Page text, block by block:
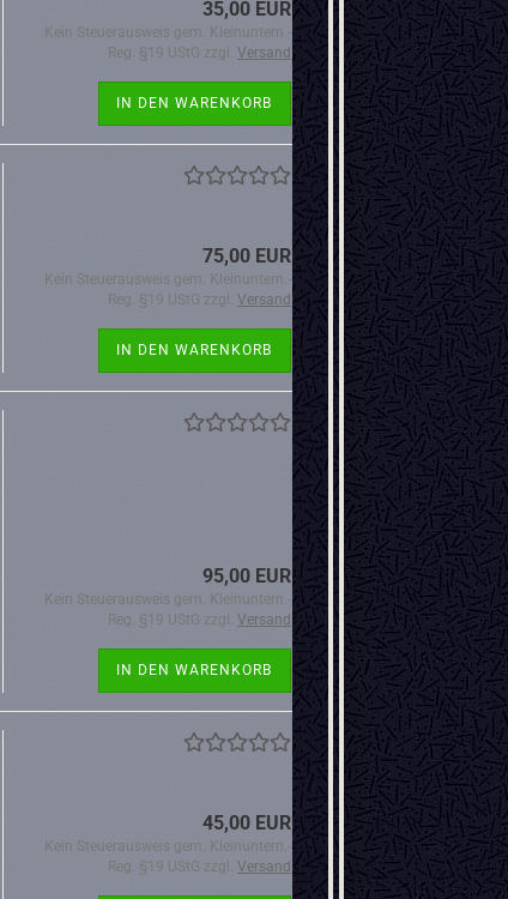
35,00 EUR
Kein Steuerausweis gem. Kleinuntern.-
Reg. §19 UStG zzgl. Versand
IN DEN WARENKORB
75,00 EUR
Kein Steuerausweis gem. Kleinuntern.-
Reg. §19 UStG zzgl. Versand
IN DEN WARENKORB
95,00 EUR
Kein Steuerausweis gem. Kleinuntern.-
Reg. §19 UStG zzgl. Versand
IN DEN WARENKORB
45,00 EUR
Kein Steuerausweis gem. Kleinuntern.-
Reg. §19 UStG zzgl. Versand